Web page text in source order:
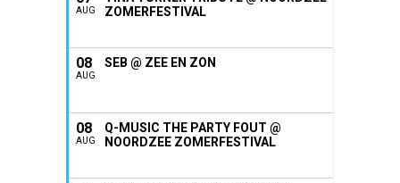
AUG
ZOMERFESTIVAL
08
AUG
SEB @ ZEE EN ZON
08
AUG
Q-MUSIC THE PARTY FOUT @
NOORDZEE ZOMERFESTIVAL